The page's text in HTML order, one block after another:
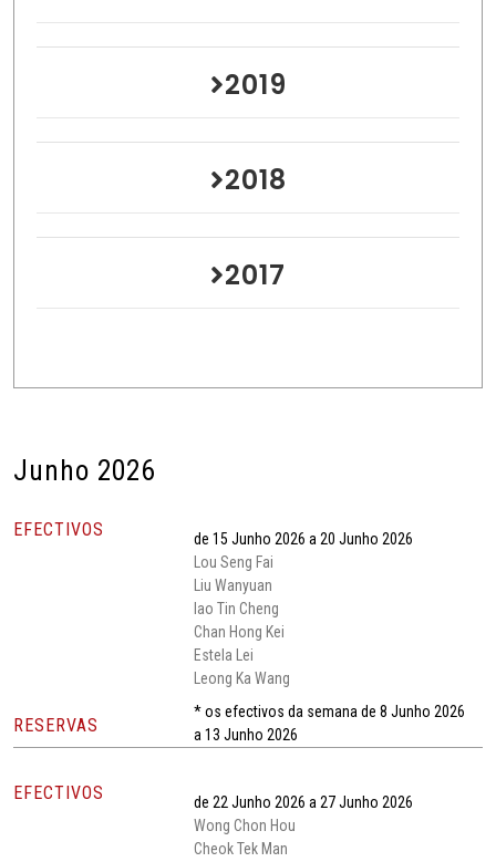
2019
2018
2017
Junho 2026
EFECTIVOS
de 15 Junho 2026 a 20 Junho 2026
Lou Seng Fai
Liu Wanyuan
Iao Tin Cheng
Chan Hong Kei
Estela Lei
Leong Ka Wang
RESERVAS
* os efectivos da semana de 8 Junho 2026
a 13 Junho 2026
EFECTIVOS
de 22 Junho 2026 a 27 Junho 2026
Wong Chon Hou
Cheok Tek Man